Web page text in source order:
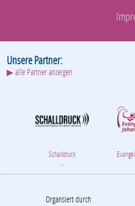
Unsere Partner:
▶ alle Partner anzeigen
Schalldruck
...
Organsiert durch